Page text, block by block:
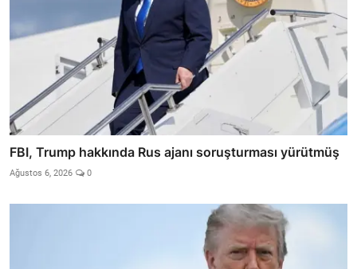
FBI, Trump hakkında Rus ajanı soruşturması yürütmüş
Ağustos 6, 2026 0